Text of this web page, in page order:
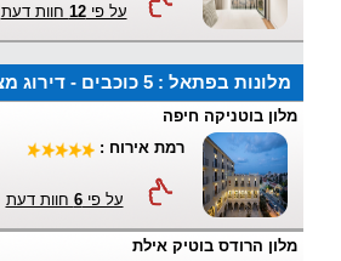
על פי12 חוות דעת
מלונות בפתאל : 5 כוכבים - דירוג מצויין
מלון בוטניקה חיפה
רמת אירוח :
על פי6 חוות דעת
מלון הרודס בוטיק אילת